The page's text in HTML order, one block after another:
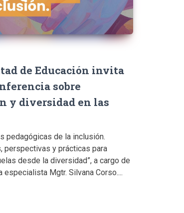
de Educación invita
sobre
y diversidad en las
pedagógicas de la inclusión.
perspectivas y prácticas para
desde la diversidad”, a cargo de
especialista Mgtr. Silvana Corso....